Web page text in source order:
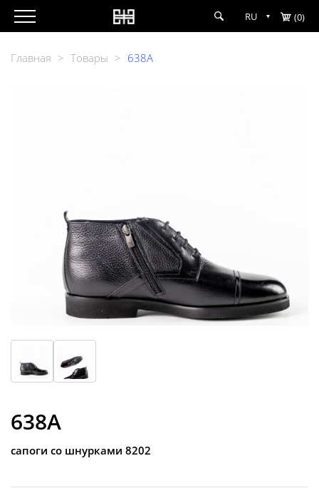
RU (0)
Главная > Товары > 638A
638A
сапоги со шнурками 8202